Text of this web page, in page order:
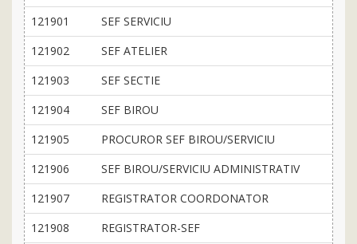
121901
SEF SERVICIU
121902
SEF ATELIER
121903
SEF SECTIE
121904
SEF BIROU
121905
PROCUROR SEF BIROU/SERVICIU
121906
SEF BIROU/SERVICIU ADMINISTRATIV
121907
REGISTRATOR COORDONATOR
121908
REGISTRATOR-SEF